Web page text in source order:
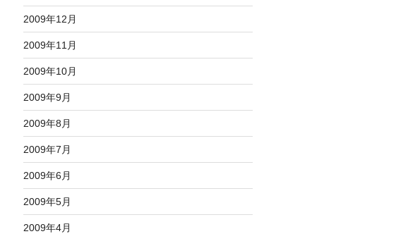
2009年12月
2009年11月
2009年10月
2009年9月
2009年8月
2009年7月
2009年6月
2009年5月
2009年4月